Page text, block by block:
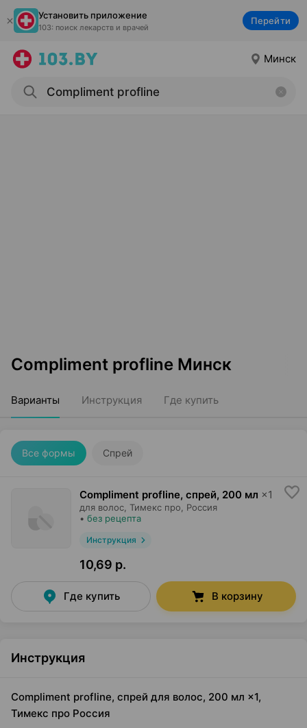
Установить приложение
103: поиск лекарств и врачей
Перейти
Минск
Compliment profline Минск
Варианты Инструкция Где купить
Все формы Спрей
Compliment profline, спрей, 200 мл ×1
для волос, Тимекс про , Россия
• без рецепта
Инструкция
10,69 р.
Где купить В корзину
Инструкция
Compliment profline, спрей для волос, 200 мл ×1,
Тимекс про Россия